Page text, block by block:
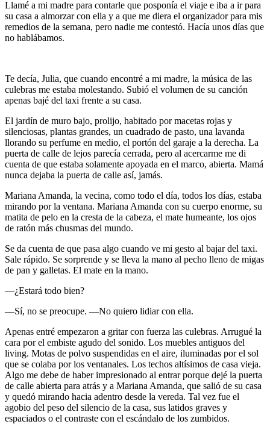
Llamé a mi madre para contarle que posponía el viaje e iba a ir para
su casa a almorzar con ella y a que me diera el organizador para mis
remedios de la semana, pero nadie me contestó. Hacía unos días que
no hablábamos.
Te decía, Julia, que cuando encontré a mi madre, la música de las
culebras me estaba molestando. Subió el volumen de su canción
apenas bajé del taxi frente a su casa.
El jardín de muro bajo, prolijo, habitado por macetas rojas y
silenciosas, plantas grandes, un cuadrado de pasto, una lavanda
llorando su perfume en medio, el portón del garaje a la derecha. La
puerta de calle de lejos parecía cerrada, pero al acercarme me di
cuenta de que estaba solamente apoyada en el marco, abierta. Mamá
nunca dejaba la puerta de calle así, jamás.
Mariana Amanda, la vecina, como todo el día, todos los días, estaba
mirando por la ventana. Mariana Amanda con su cuerpo enorme, su
matita de pelo en la cresta de la cabeza, el mate humeante, los ojos
de ratón más chusmas del mundo.
Se da cuenta de que pasa algo cuando ve mi gesto al bajar del taxi.
Sale rápido. Se sorprende y se lleva la mano al pecho lleno de migas
de pan y galletas. El mate en la mano.
—¿Estará todo bien?
—Sí, no se preocupe. —No quiero lidiar con ella.
Apenas entré empezaron a gritar con fuerza las culebras. Arrugué la
cara por el embiste agudo del sonido. Los muebles antiguos del
living. Motas de polvo suspendidas en el aire, iluminadas por el sol
que se colaba por los ventanales. Los techos altísimos de casa vieja.
Algo me debe de haber impresionado al entrar porque dejé la puerta
de calle abierta para atrás y a Mariana Amanda, que salió de su casa
y quedó mirando hacia adentro desde la vereda. Tal vez fue el
agobio del peso del silencio de la casa, sus latidos graves y
espaciados o el contraste con el escándalo de los zumbidos.